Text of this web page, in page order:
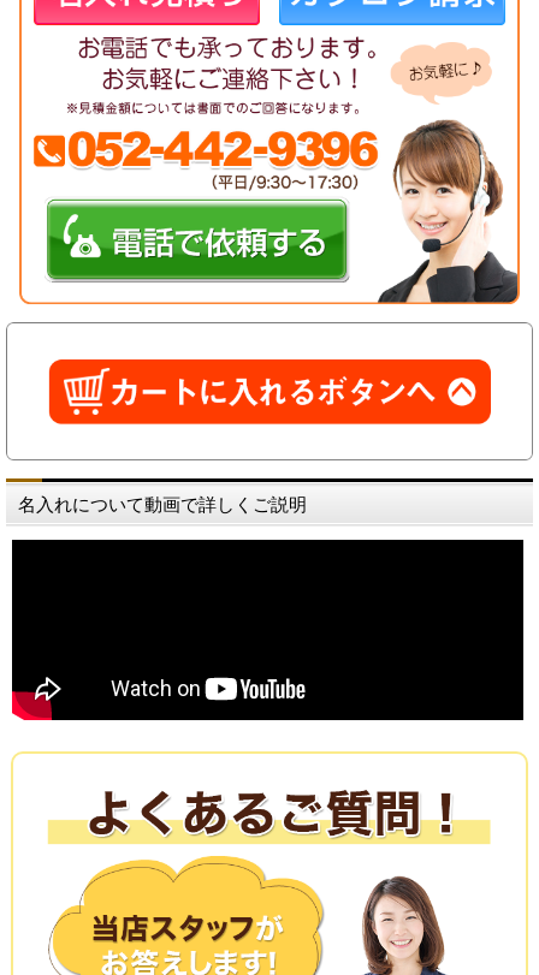
名入れについて動画で詳しくご説明